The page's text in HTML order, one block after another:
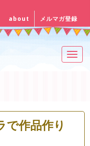
about メルマガ登録
で作品作り